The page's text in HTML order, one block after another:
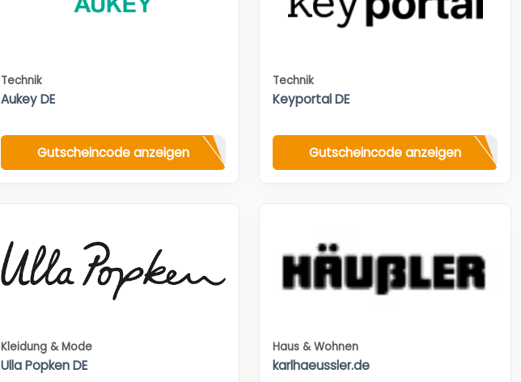
Technik
Aukey DE
Gutscheincode anzeigen
Technik
Keyportal DE
Gutscheincode anzeigen
Kleidung & Mode
Ulla Popken DE
Haus & Wohnen
karlhaeussler.de